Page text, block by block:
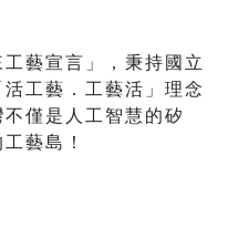
藝宣言」，秉持國立
工藝．工藝活」理念
僅是人工智慧的矽
藝島！